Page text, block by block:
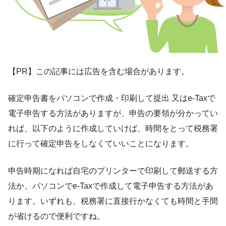
【PR】この記事には広告を含む場合があります。
確定申告書をパソコンで作成・印刷して提出 又はe-Taxで
電子申告する方法がありますが、申告の要領が分かってい
れば、以下のように作成していけば、時間をとって税務署
に行って確定申告をしなくていいことになります。
申告時期になれば自宅のプリンターで印刷して郵送する方
法か、パソコンでe-Taxで作成して電子申告する方法があ
ります。いずれも、税務署に直接行かなくても時間と手間
が省けるので便利ですね。